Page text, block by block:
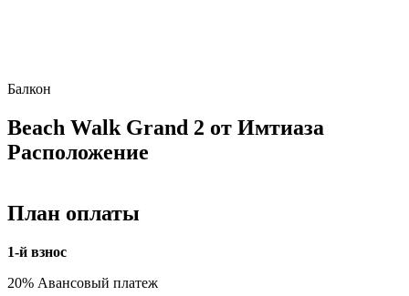
Балкон
Beach Walk Grand 2 от Имтиаза
Расположение
План оплаты
1-й взнос
20% Авансовый платеж